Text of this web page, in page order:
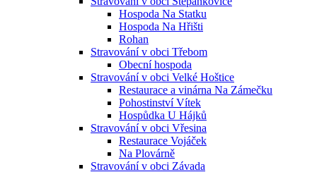
Hospoda Na Statku
Hospoda Na Hřišti
Rohan
Stravování v obci Třebom
Obecní hospoda
Stravování v obci Velké Hoštice
Restaurace a vinárna Na Zámečku
Pohostinství Vítek
Hospůdka U Hájků
Stravování v obci Vřesina
Restaurace Vojáček
Na Plovárně
Stravování v obci Závada